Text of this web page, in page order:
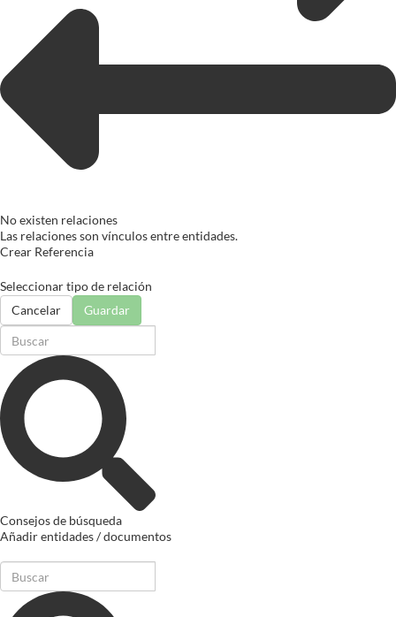
No existen relaciones
Las relaciones son vínculos entre entidades.
Crear Referencia
Seleccionar tipo de relación
Cancelar
Guardar
Consejos de búsqueda
Añadir entidades / documentos